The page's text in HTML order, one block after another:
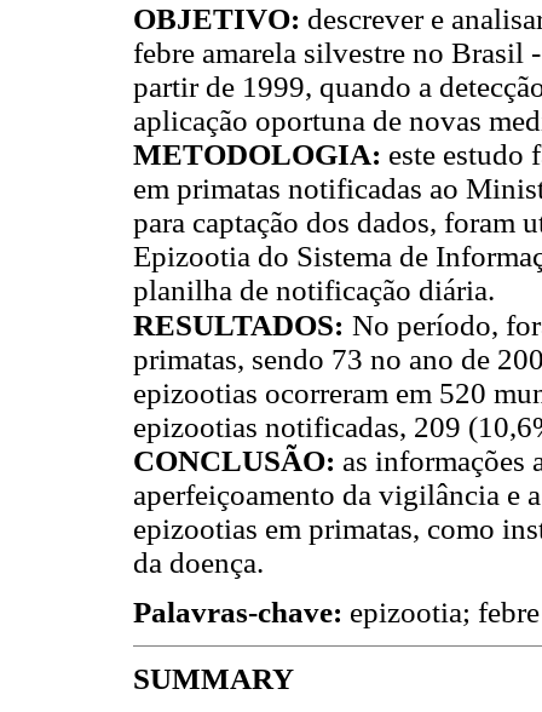
OBJETIVO: descrever e
febre amarela silvestre no Brasil
partir de 1999, quando a
aplicação oportuna de novas
METODOLOGIA: este estudo
em primatas notificadas ao
para captação dos dados, foram
Epizootia do Sistema de
planilha de notificação diária.
RESULTADOS: No período,
primatas, sendo 73 no ano de
epizootias ocorreram em 520
epizootias notificadas, 209
CONCLUSÃO: as informações
aperfeiçoamento da vigilância e
epizootias em primatas, como
da doença.
Palavras-chave: epizootia;
SUMMARY